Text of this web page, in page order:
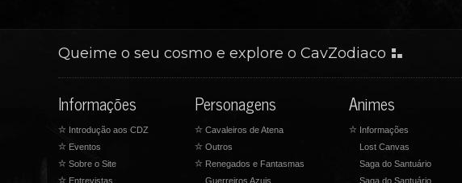
Queime o seu cosmo e explore o CavZodiaco
Informações
☆ Introdução aos CDZ
☆ Eventos
☆ Sobre o Site
☆ Entrevistas
Personagens
☆ Cavaleiros de Atena
☆ Outros
☆ Renegados e Fantasmas
Guerreiros Azuis
Animes
☆ Informações
Lost Canvas
Saga do Santuário
Saga do Santuário